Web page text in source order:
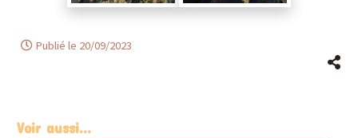
Publié le 20/09/2023
Voir aussi...